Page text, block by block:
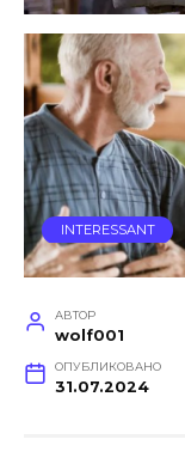
INTERESSANT
АВТОР
wolf001
ОПУБЛИКОВАНО
31.07.2024